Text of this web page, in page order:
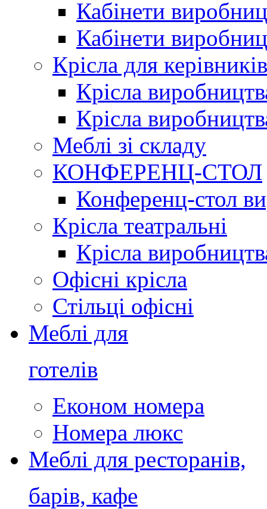
Кабінети
Кабінети
Крісла для керівників
Крісла
Крісла
Меблі зі складу
КОНФЕРЕНЦ-СТОЛ
Конференц-стол
Крісла театральні
Крісла
Офісні крісла
Стільці офісні
Меблі для
готелів
Економ номера
Номера люкс
Меблі для ресторанів,
барів, кафе